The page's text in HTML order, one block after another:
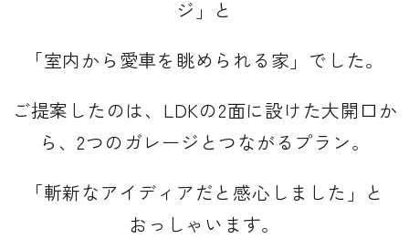
ジ」と
「室内から愛車を眺められる家」でした。
ご提案したのは、LDKの2面に設けた大開口か
ら、2つのガレージとつながるプラン。
「斬新なアイディアだと感心しました」と
おっしゃいます。